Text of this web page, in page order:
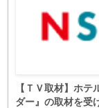
【ＴＶ取材】ホ
ダー』の取材を受